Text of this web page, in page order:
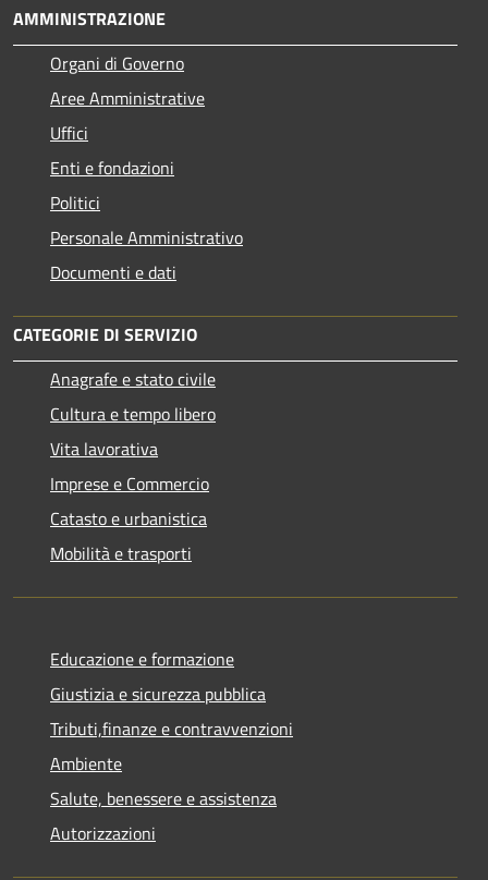
AMMINISTRAZIONE
Organi di Governo
Aree Amministrative
Uffici
Enti e fondazioni
Politici
Personale Amministrativo
Documenti e dati
CATEGORIE DI SERVIZIO
Anagrafe e stato civile
Cultura e tempo libero
Vita lavorativa
Imprese e Commercio
Catasto e urbanistica
Mobilità e trasporti
Educazione e formazione
Giustizia e sicurezza pubblica
Tributi,finanze e contravvenzioni
Ambiente
Salute, benessere e assistenza
Autorizzazioni